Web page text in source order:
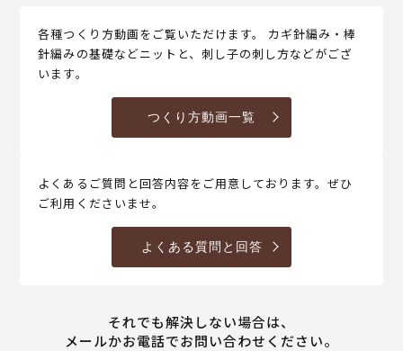
各種つくり方動画をご覧いただけます。 カギ針編み・棒
針編みの基礎などニットと、刺し子の刺し方などがござ
います。
つくり方動画一覧
よくあるご質問と回答内容をご用意しております。ぜひ
ご利用くださいませ。
よくある質問と回答
それでも解決しない場合は、
メールかお電話でお問い合わせください。